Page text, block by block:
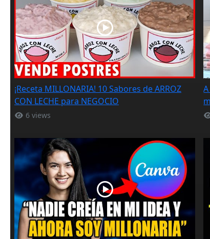
¡Receta MILLONARIA! 10 Sabores de ARROZ
CON LECHE para NEGOCIO
6 views